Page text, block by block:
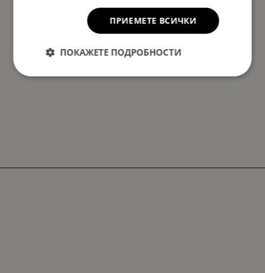
ПРИЕМЕТЕ ВСИЧКИ
ПОКАЖЕТЕ ПОДРОБНОСТИ